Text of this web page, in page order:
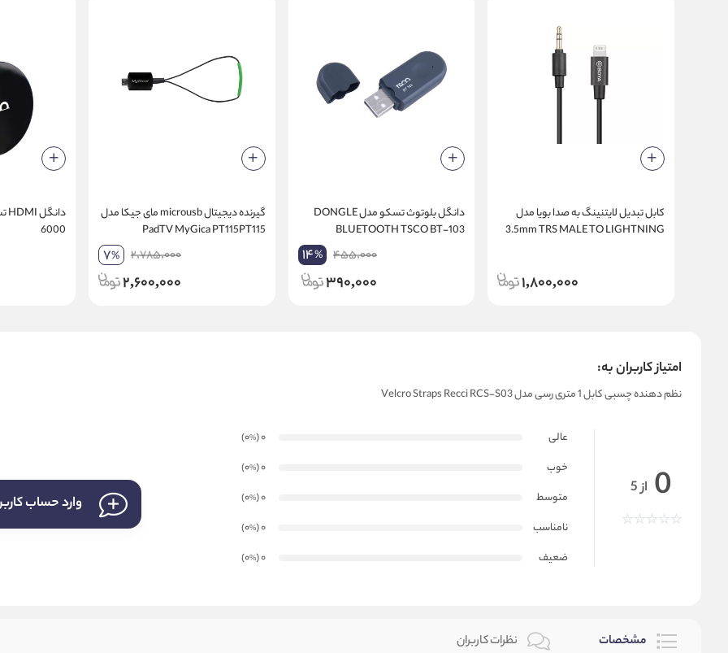
کابل تبدیل لایتنینگ به صدا بویا مدل
3.5mm TRS MALE TO LIGHTNING
1,800,000
دانگل بلوتوث تسکو مدل DONGLE
BLUETOOTH TSCO BT-103
455,000
14%
390,000
گیرنده دیجیتال microusb مای جیکا مدل
PadTV MyGica PT115PT115
2,785,000
7%
2,600,000
6000
امتیاز کاربران به:
نظم دهنده چسبی کابل 1 متری رسی مدل Velcro Straps Recci RCS-S03
0 از 5
عالی 0
(0
%
)
خوب
0
(0
%
)
متوسط
0
(0
%
)
نامناسب
0
(0
%
)
ضعیف
0
(0
%
)
وارد حساب
مشخصات نظرات کاربران